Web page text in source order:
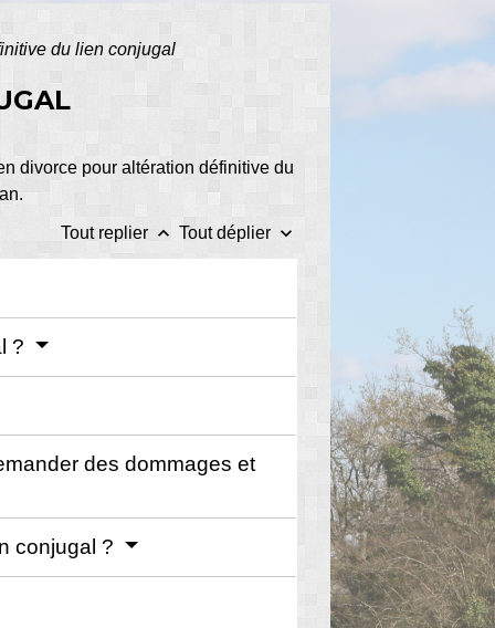
du lien conjugal
divorce pour altération définitive du
Tout replier keyboard_arrow_up Tout déplier keyboard_arrow_down
?
des dommages et
conjugal ?